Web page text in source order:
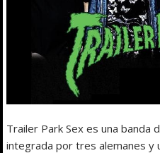
Trailer Park Sex es una banda
integrada por tres alemanes y